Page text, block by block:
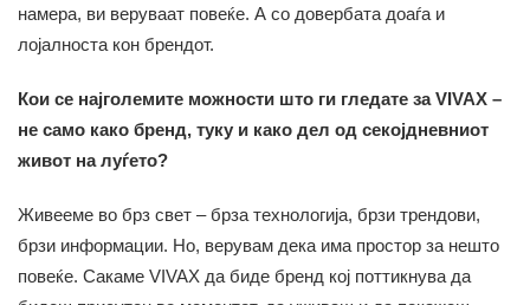
намера, ви веруваат повеќе. А со довербата доаѓа и
лојалноста кон брендот.
Кои се најголемите можности што ги гледате за VIVAX –
не само како бренд, туку и како дел од секојдневниот
живот на луѓето?
Живееме во брз свет – брза технологија, брзи трендови,
брзи информации. Но, верувам дека има простор за нешто
повеќе. Сакаме VIVAX да биде бренд кој поттикнува да